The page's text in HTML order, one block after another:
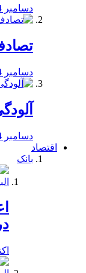
دسامبر 24, 2019
دسامبر 24, 2019
دسامبر 24, 2019
اقتصاد
بانک